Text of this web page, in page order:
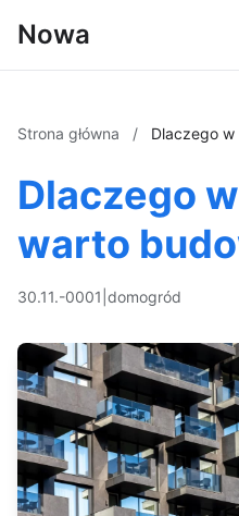
Nowa
Strona główna / Dlaczego
Dlaczego
warto
30.11.-0001 domogród